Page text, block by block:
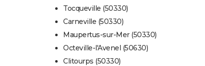
Tocqueville (50330)
Carneville (50330)
Maupertus-sur-Mer (50330)
Octeville-l'Avenel (50630)
Clitourps (50330)